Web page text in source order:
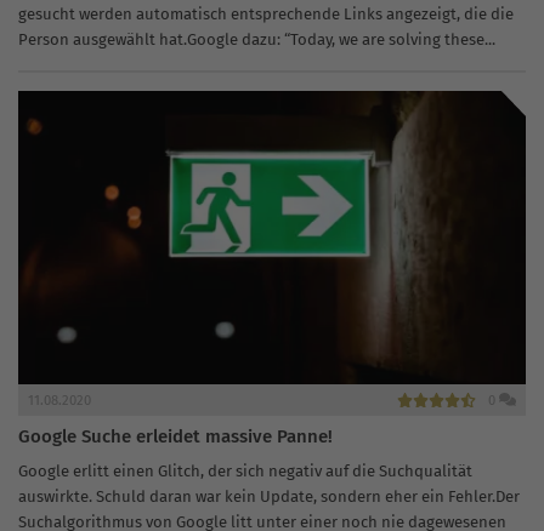
gesucht werden automatisch entsprechende Links angezeigt, die die
Person ausgewählt hat.Google dazu: “Today, we are solving these...
11.08.2020 0
Google Suche erleidet massive Panne!
Google erlitt einen Glitch, der sich negativ auf die Suchqualität
auswirkte. Schuld daran war kein Update, sondern eher ein Fehler.Der
Suchalgorithmus von Google litt unter einer noch nie dagewesenen